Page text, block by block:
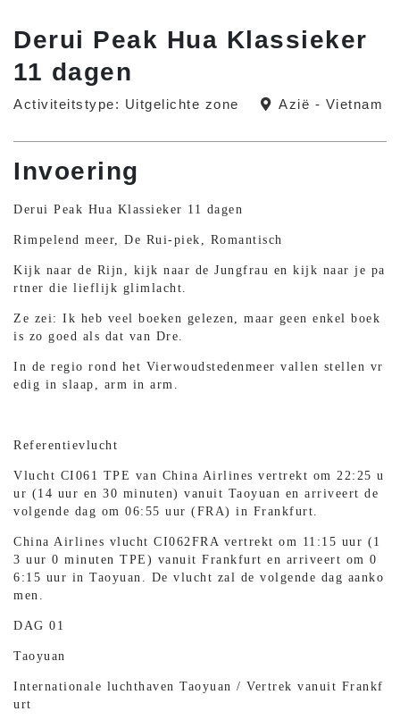
Derui Peak Hua Klassieker
11 dagen
Activiteitstype: Uitgelichte zone Azië - Vietnam
Invoering
Derui Peak Hua Klassieker 11 dagen
Rimpelend meer, De Rui-piek, Romantisch
Kijk naar de Rijn, kijk naar de Jungfrau en kijk naar je pa
rtner die lieflijk glimlacht.
Ze zei: Ik heb veel boeken gelezen, maar geen enkel boek
is zo goed als dat van Dre.
In de regio rond het Vierwoudstedenmeer vallen stellen vr
edig in slaap, arm in arm.
Referentievlucht
Vlucht CI061 TPE van China Airlines vertrekt om 22:25 u
ur (14 uur en 30 minuten) vanuit Taoyuan en arriveert de
volgende dag om 06:55 uur (FRA) in Frankfurt.
China Airlines vlucht CI062FRA vertrekt om 11:15 uur (1
3 uur 0 minuten TPE) vanuit Frankfurt en arriveert om 0
6:15 uur in Taoyuan. De vlucht zal de volgende dag aanko
men.
DAG 01
Taoyuan
Internationale luchthaven Taoyuan / Vertrek vanuit Frankf
urt